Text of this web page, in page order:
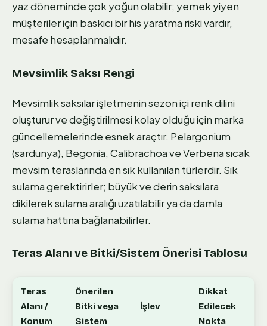
yaz döneminde çok yoğun olabilir; yemek yiyen
müşteriler için baskıcı bir his yaratma riski vardır,
mesafe hesaplanmalıdır.
Mevsimlik Saksı Rengi
Mevsimlik saksılar işletmenin sezon içi renk dilini
oluşturur ve değiştirilmesi kolay olduğu için marka
güncellemelerinde esnek araçtır. Pelargonium
(sardunya), Begonia, Calibrachoa ve Verbena sıcak
mevsim teraslarında en sık kullanılan türlerdir. Sık
sulama gerektirirler; büyük ve derin saksılara
dikilerek sulama aralığı uzatılabilir ya da damla
sulama hattına bağlanabilirler.
Teras Alanı ve Bitki/Sistem Önerisi Tablosu
Teras
Alanı /
Konum
Önerilen
Bitki veya
Sistem
İşlev
Dikkat
Edilecek
Nokta